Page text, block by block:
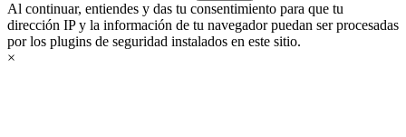
Al continuar, entiendes y das tu consentimiento para que tu
dirección IP y la información de tu navegador puedan ser procesadas
por los plugins de seguridad instalados en este sitio.
×